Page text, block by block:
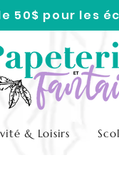
50$ pour les
& Loisirs